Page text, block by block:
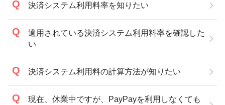
決済システム利用料率を知りたい
適用されている決済システム利用料率を確認した
い
決済システム利用料の計算方法が知りたい
現在、休業中ですが、PayPayを利用しなくても